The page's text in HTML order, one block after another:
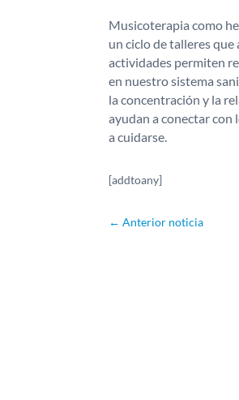
Musicoterapia como
un ciclo de talleres que
actividades permiten
en nuestro sistema
la concentración y la
ayudan a conectar con
a cuidarse.
[addtoany]
←Anterior noticia